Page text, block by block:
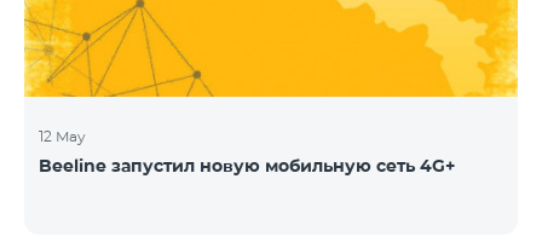
12 May
Beeline запустил новую мобильную сеть 4G+